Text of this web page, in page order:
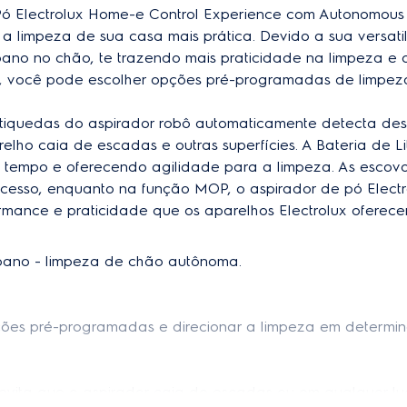
HEPA
(ml) 220ml
Sim
Nâo
na
2h20
EAN-13
Altura do produto embalado
Peso do produto embalado
Profundidade do produto
Largura do produto
Electrolux Home-e Control Experience com Autonomous
limpeza de sua casa mais prática. Devido a sua
no chão, te trazendo mais praticidade na limpeza e
você pode escolher opções pré-programadas de
do aspirador robô automaticamente detecta
caia de escadas e outras superfícies. A Bateria de
tempo e oferecendo agilidade para a limpeza. As
enquanto na função MOP, o aspirador de pó
e praticidade que os aparelhos Electrolux
- limpeza de chão autônoma.
pré-programadas e direcionar a limpeza em